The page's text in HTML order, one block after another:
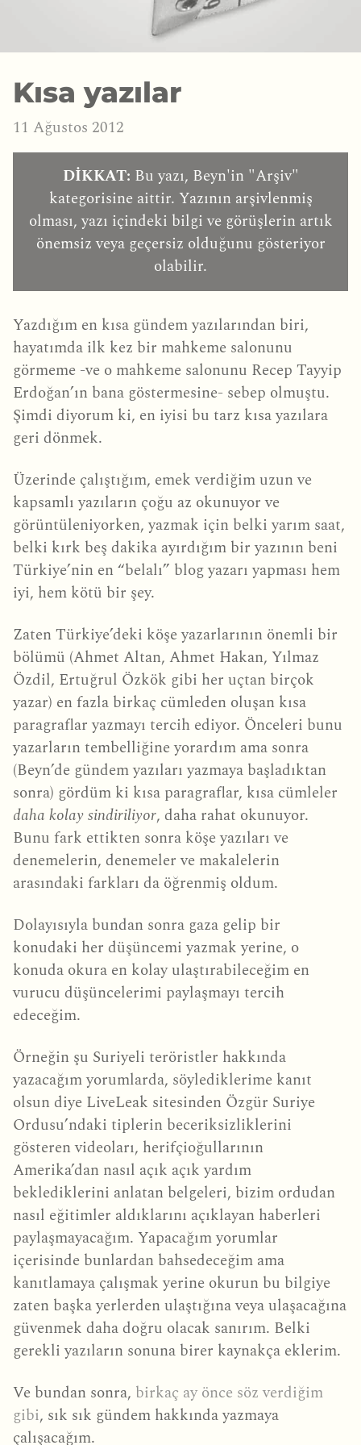
Kısa yazılar
11 Ağustos 2012
DİKKAT: Bu yazı, Beyn'in "Arşiv"
kategorisine aittir. Yazının arşivlenmiş
olması, yazı içindeki bilgi ve görüşlerin artık
önemsiz veya geçersiz olduğunu gösteriyor
olabilir.
Yazdığım en kısa gündem yazılarından biri,
hayatımda ilk kez bir mahkeme salonunu
görmeme -ve o mahkeme salonunu Recep Tayyip
Erdoğan’ın bana göstermesine- sebep olmuştu.
Şimdi diyorum ki, en iyisi bu tarz kısa yazılara
geri dönmek.
Üzerinde çalıştığım, emek verdiğim uzun ve
kapsamlı yazıların çoğu az okunuyor ve
görüntüleniyorken, yazmak için belki yarım saat,
belki kırk beş dakika ayırdığım bir yazının beni
Türkiye’nin en “belalı” blog yazarı yapması hem
iyi, hem kötü bir şey.
Zaten Türkiye’deki köşe yazarlarının önemli bir
bölümü (Ahmet Altan, Ahmet Hakan, Yılmaz
Özdil, Ertuğrul Özkök gibi her uçtan birçok
yazar) en fazla birkaç cümleden oluşan kısa
paragraflar yazmayı tercih ediyor. Önceleri bunu
yazarların tembelliğine yorardım ama sonra
(Beyn’de gündem yazıları yazmaya başladıktan
sonra) gördüm ki kısa paragraflar, kısa cümleler
daha kolay sindiriliyor, daha rahat okunuyor.
Bunu fark ettikten sonra köşe yazıları ve
denemelerin, denemeler ve makalelerin
arasındaki farkları da öğrenmiş oldum.
Dolayısıyla bundan sonra gaza gelip bir
konudaki her düşüncemi yazmak yerine, o
konuda okura en kolay ulaştırabileceğim en
vurucu düşüncelerimi paylaşmayı tercih
edeceğim.
Örneğin şu Suriyeli teröristler hakkında
yazacağım yorumlarda, söylediklerime kanıt
olsun diye LiveLeak sitesinden Özgür Suriye
Ordusu’ndaki tiplerin beceriksizliklerini
gösteren videoları, herifçioğullarının
Amerika’dan nasıl açık açık yardım
beklediklerini anlatan belgeleri, bizim ordudan
nasıl eğitimler aldıklarını açıklayan haberleri
paylaşmayacağım. Yapacağım yorumlar
içerisinde bunlardan bahsedeceğim ama
kanıtlamaya çalışmak yerine okurun bu bilgiye
zaten başka yerlerden ulaştığına veya ulaşacağına
güvenmek daha doğru olacak sanırım. Belki
gerekli yazıların sonuna birer kaynakça eklerim.
Ve bundan sonra, birkaç ay önce söz verdiğim
gibi, sık sık gündem hakkında yazmaya
çalışacağım.